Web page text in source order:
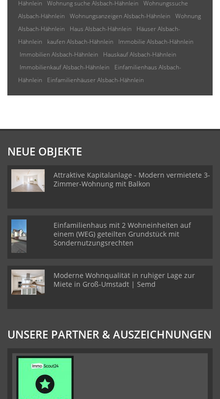
Hähnlein Wohnung suche Alsbach-Hähnlein
Wohnungssuche
Alsbach-Hähnlein
Wohnungsanzeigen Alsbach-Hähnlein
Wohnung
Alsbach-Hähnlein
Haus Alsbach-Hähnlein
Häuser Alsbach-
Hähnlein
kaufen Alsbach-Hähnlein
Immobilie Alsbach-Hähnlein
Immobilien Alsbach-Hähnlein
Hauskauf Alsbach-Hähnlein
Immobilienkauf Alsbach-Hähnlein
Einfamilienhaus Alsbach-
Hähnlein
Einfamilienhäuser Alsbach-Hähnlein
NEUE OBJEKTE
Attraktive Kapitalanlage - Modern vermietete 3-
Zimmer-Wohnung mit Balkon
Einfamilienhaus mit 2 Wohneinheiten auf
einem (WEG) geteilten Grundstück mit
Sondernutzungsrechten
Moderne Wohnqualität in ruhiger Lage zur
Miete in Groß-Umstadt | Semd
UNSERE PARTNER & AUSZEICHNUNGEN